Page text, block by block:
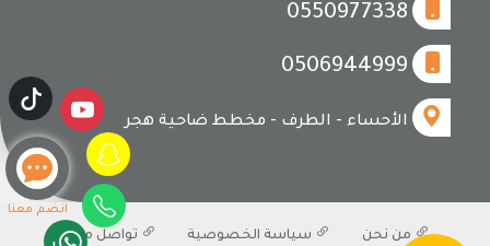
0550977338
0506944999
الأحساء - الطرف - مخطط ضاحية هجر
من نحن سياسة الخصوصية تواصل معنا
انضم معنا